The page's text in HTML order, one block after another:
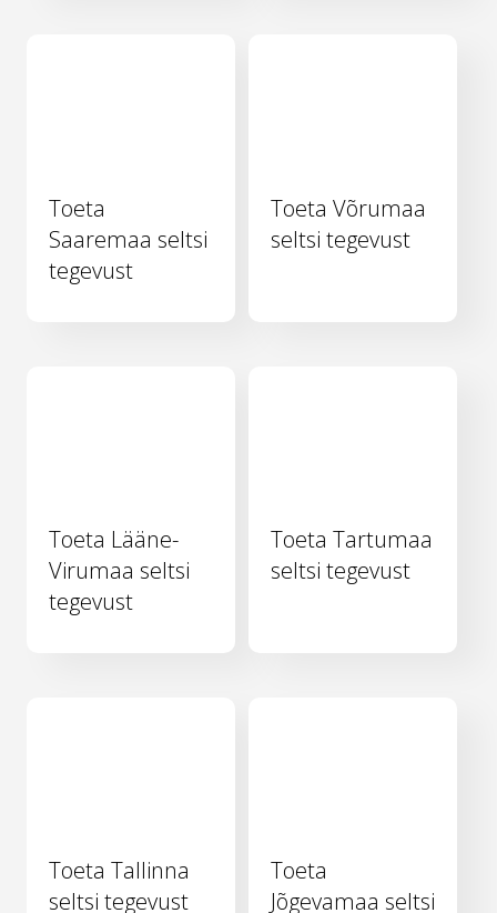
Toeta
Saaremaa seltsi
tegevust
Toeta Võrumaa
seltsi tegevust
Toeta Lääne-
Virumaa seltsi
tegevust
Toeta Tartumaa
seltsi tegevust
Toeta Tallinna
seltsi tegevust
Toeta
Jõgevamaa seltsi